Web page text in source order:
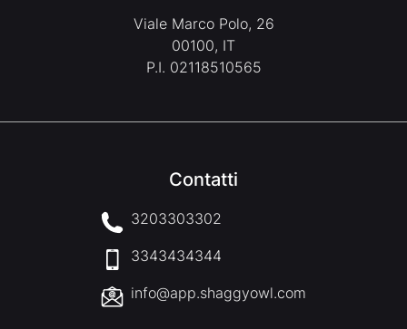
Viale Marco Polo, 26
00100, IT
P.I. 02118510565
Contatti
3203303302
3343434344
info@app.shaggyowl.com